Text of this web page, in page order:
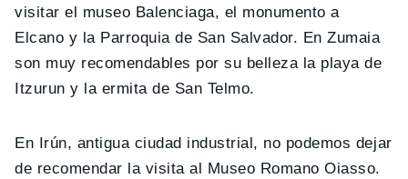
visitar el museo Balenciaga, el monumento a
Elcano y la Parroquia de San Salvador. En Zumaia
son muy recomendables por su belleza la playa de
Itzurun y la ermita de San Telmo.
En Irún, antigua ciudad industrial, no podemos dejar
de recomendar la visita al Museo Romano Oiasso.